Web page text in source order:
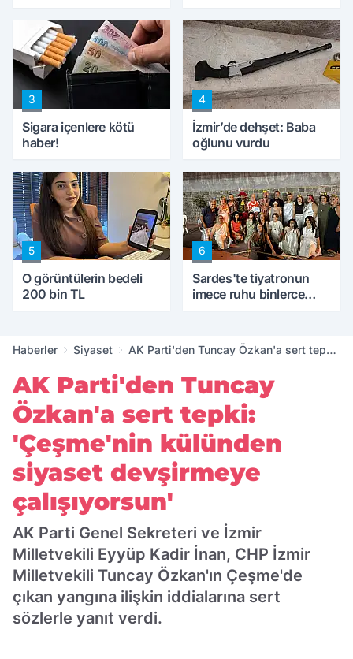
konuştu
peynircilerimizi de
kıskaca aldı, müdahale
ettik'
3
Sigara içenlere kötü
haber!
4
İzmir’de dehşet: Baba
oğlunu vurdu
5
O görüntülerin bedeli
200 bin TL
6
Sardes'te tiyatronun
imece ruhu binlerce
Haberler Siyaset
AK Parti'den Tuncay Özkan'a sert tepki:
devşirmeye çalışıyorsun'
AK Parti'den Tuncay
Özkan'a sert tepki:
'Çeşme'nin külünden
siyaset devşirmeye
çalışıyorsun'
AK Parti Genel Sekreteri ve İzmir
Milletvekili Eyyüp Kadir İnan, CHP İzmir
Milletvekili Tuncay Özkan'ın Çeşme'de
çıkan yangına ilişkin iddialarına sert
sözlerle yanıt verdi.